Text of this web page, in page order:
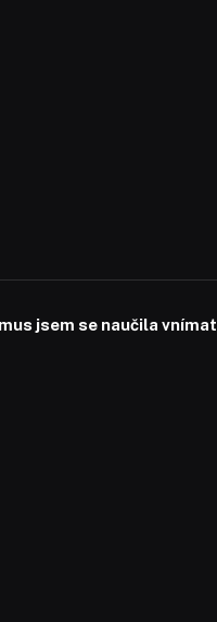
jsem se naučila